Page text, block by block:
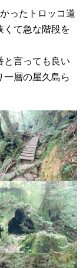
ったトロッコ道
くて急な階段を
と言っても良い
一層の屋久島ら